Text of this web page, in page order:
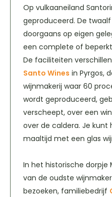
Op vulkaaneiland
geproduceerd. De
doorgaans op eigen
een complete of
De faciliteiten
Santo Wines in Pyrgos,
wijnmakerij waar 60
wordt geproduceerd,
verscheept, over een
over de caldera. Je
maaltijd met een glas
In het historische dorpje
van de oudste
bezoeken, familiebedrijf